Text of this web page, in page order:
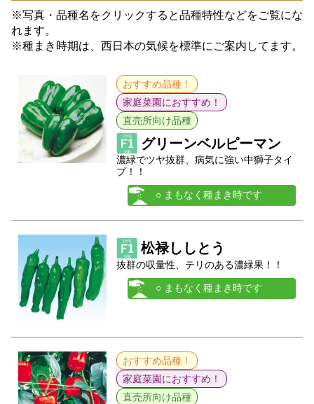
※写真・品種名をクリックすると品種特性などをご覧にな
れます。
※種まき時期は、西日本の気候を標準にご案内してます。
おすすめ品種！
家庭菜園におすすめ！
直売所向け品種
グリーンベルピーマン
濃緑でツヤ抜群、病気に強い中獅子タイ
プ！！
○ まもなく種まき時です
松禄ししとう
抜群の収量性、テリのある濃緑果！！
○ まもなく種まき時です
おすすめ品種！
家庭菜園におすすめ！
直売所向け品種